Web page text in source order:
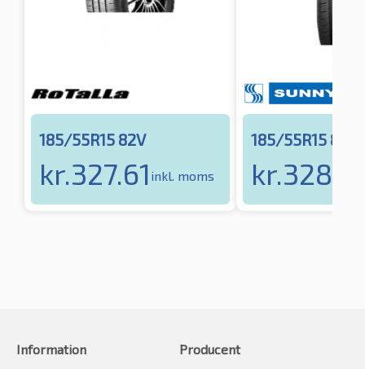
185/55R15 82V
kr.327.61 inkl. moms
185/55R15 82V
kr.
Information
Producent